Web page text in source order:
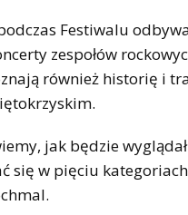
Festiwalu
zespołów
również historię i
jak będzie
się w pięciu